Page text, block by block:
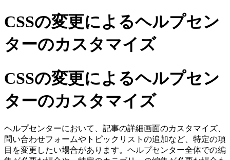
CSSの変更によるヘルプセン
ターのカスタマイズ
CSSの変更によるヘルプセン
ターのカスタマイズ
ヘルプセンターにおいて、記事の詳細画面のカスタマイズ、
問い合わせフォームやトピックリストの追加など、特定の項
目を変更したい場合があります。ヘルプセンター全体での編